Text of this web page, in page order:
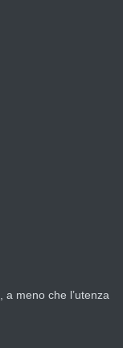
, a meno che l’utenza